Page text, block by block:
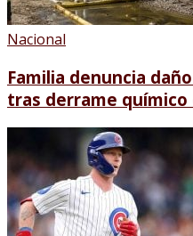
Nacional
Familia denuncia
tras derrame químico